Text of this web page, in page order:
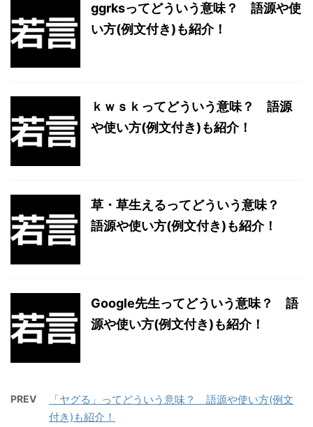
ggrksってどういう意味？ 語源や使
い方(例文付き)も紹介！
ｋｗｓｋってどういう意味？ 語源
や使い方(例文付き)も紹介！
草・草生えるってどういう意味？
語源や使い方(例文付き)も紹介！
Google先生ってどういう意味？ 語
源や使い方(例文付き)も紹介！
PREV
「ヤグる」ってどういう意味？ 語源や使い方(例文
付き)も紹介！